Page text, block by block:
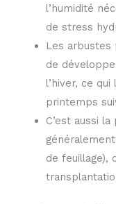
l’humidité
de stress
Les
de
l’hiver, ce
printemps
C’est aussi
de feuillage),